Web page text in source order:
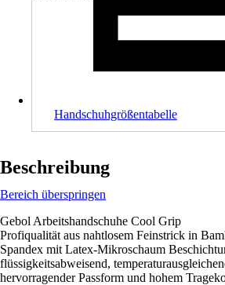
Handschuhgrößentabelle
Beschreibung
Bereich überspringen
Gebol Arbeitshandschuhe Cool Grip
Profiqualität aus nahtlosem Feinstrick in
Spandex mit Latex-Mikroschaum
flüssigkeitsabweisend,
hervorragender Passform und hohem